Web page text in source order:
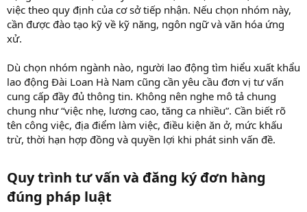
việc theo quy định của cơ sở tiếp nhận. Nếu chọn nhóm này,
cần được đào tạo kỹ về kỹ năng, ngôn ngữ và văn hóa ứng
xử.
Dù chọn nhóm ngành nào, người lao động tìm hiểu xuất khẩu
lao động Đài Loan Hà Nam cũng cần yêu cầu đơn vị tư vấn
cung cấp đầy đủ thông tin. Không nên nghe mô tả chung
chung như “việc nhẹ, lương cao, tăng ca nhiều”. Cần biết rõ
tên công việc, địa điểm làm việc, điều kiện ăn ở, mức khấu
trừ, thời hạn hợp đồng và quyền lợi khi phát sinh vấn đề.
Quy trình tư vấn và đăng ký đơn hàng
đúng pháp luật​